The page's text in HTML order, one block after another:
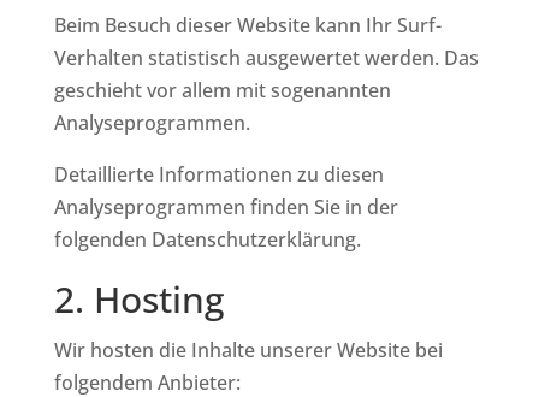
Beim Besuch dieser Website kann Ihr Surf-
Verhalten statistisch ausgewertet werden. Das
geschieht vor allem mit sogenannten
Analyseprogrammen.
Detaillierte Informationen zu diesen
Analyseprogrammen finden Sie in der
folgenden Datenschutzerklärung.
2. Hosting
Wir hosten die Inhalte unserer Website bei
folgendem Anbieter: